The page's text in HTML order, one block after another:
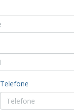
Telefone